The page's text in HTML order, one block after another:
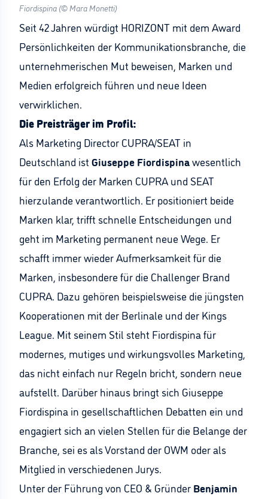
Fiordispina (© Mara Monetti)
Seit 42 Jahren würdigt HORIZONT mit dem Award
Persönlichkeiten der Kommunikationsbranche, die
unternehmerischen Mut beweisen, Marken und
Medien erfolgreich führen und neue Ideen
verwirklichen.
Die Preisträger im Profil:
Als Marketing Director CUPRA/SEAT in
Deutschland ist Giuseppe Fiordispinawesentlich
für den Erfolg der Marken CUPRA und SEAT
hierzulande verantwortlich. Er positioniert beide
Marken klar, trifft schnelle Entscheidungen und
geht im Marketing permanent neue Wege. Er
schafft immer wieder Aufmerksamkeit für die
Marken, insbesondere für die Challenger Brand
CUPRA. Dazu gehören beispielsweise die jüngsten
Kooperationen mit der Berlinale und der Kings
League. Mit seinem Stil steht Fiordispina für
modernes, mutiges und wirkungsvolles Marketing,
das nicht einfach nur Regeln bricht, sondern neue
aufstellt. Darüber hinaus bringt sich Giuseppe
Fiordispina in gesellschaftlichen Debatten ein und
engagiert sich an vielen Stellen für die Belange der
Branche, sei es als Vorstand der OWM oder als
Mitglied in verschiedenen Jurys.
Unter der Führung von CEO & Gründer Benjamin